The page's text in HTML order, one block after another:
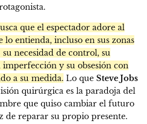
que el espectador adore al
lo entienda, incluso en sus zonas
necesidad de control, su
y su obsesión con
a su medida. Lo que Steve Jobs
quirúrgica es la paradoja del
que quiso cambiar el futuro
de reparar su propio presente.